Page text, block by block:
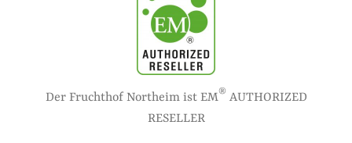
Der Fruchthof Northeim ist EM® AUTHORIZED
RESELLER